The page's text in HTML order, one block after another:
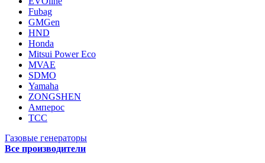
Fubag
GMGen
HND
Honda
Mitsui Power Eco
MVAE
SDMO
Yamaha
ZONGSHEN
Амперос
ТСС
Газовые генераторы
Все производители